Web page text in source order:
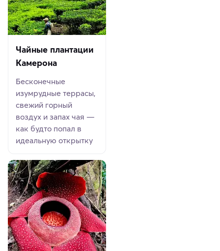
Чайные плантации
Камерона
Бесконечные
изумрудные террасы,
свежий горный
воздух и запах чая —
как будто попал в
идеальную открытку